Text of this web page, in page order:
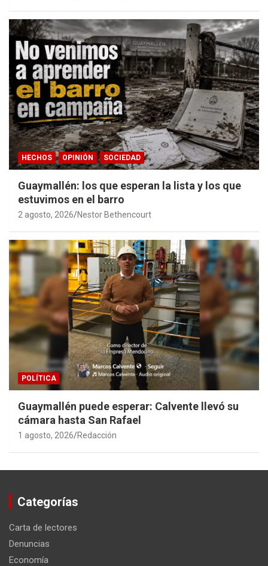
HECHOS OPINIÓN SOCIEDAD
Guaymallén: los que esperan la lista y los que
estuvimos en el barro
2 agosto, 2026 Nestor Bethencourt
POLÍTICA
Guaymallén puede esperar: Calvente llevó su
cámara hasta San Rafael
1 agosto, 2026 Redacción
Categorías
Carta de lectores
Denuncias
Economía